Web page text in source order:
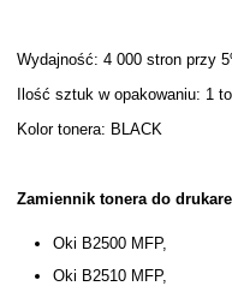
Wydajność: 4 000 stron przy
Ilość sztuk w opakowaniu: 1
Kolor tonera: BLACK
Zamiennik tonera do
Oki B2500 MFP,
Oki B2510 MFP,